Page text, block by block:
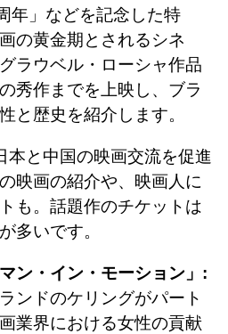
年」などを記念した特
の黄金期とされるシネ
ラウベル・ローシャ作品
秀作までを上映し、ブラ
と歴史を紹介します。
本と中国の映画交流を促進
映画の紹介や、映画人に
も。話題作のチケットは
多いです。
ン・イン・モーション」:
ンドのケリングがパート
業界における女性の貢献